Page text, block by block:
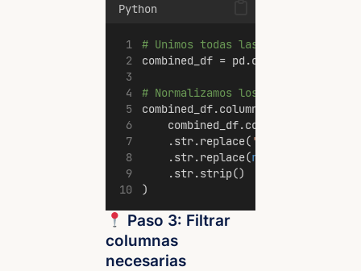
Python
# Unimos todas las tablas en un
combined_df = pd.concat(tables,
# Normalizamos los nombres de
combined_df.columns = (
    combined_df.columns
    .str.replace(
'
    .str.replace(
r
    .str.strip()
)
Paso 3: Filtrar
columnas
necesarias